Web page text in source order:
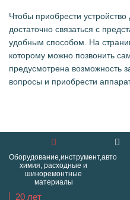
Чтобы приобрести устройство
достаточно связаться с
удобным способом. На
которому можно позвонить
предусмотрена возможность
вопросы и приобрести
Оборудование,инструмент,авто
химия, расходные и
шиноремонтные
материалы
20 лет